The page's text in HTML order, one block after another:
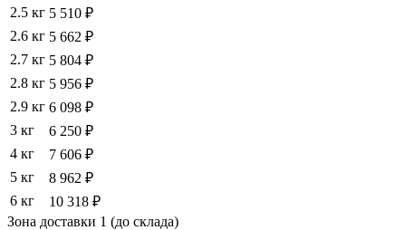
2.5 кг 5 510 ₽
2.6 кг 5 662 ₽
2.7 кг 5 804 ₽
2.8 кг 5 956 ₽
2.9 кг 6 098 ₽
3 кг
6 250 ₽
4 кг
7 606 ₽
5 кг
8 962 ₽
6 кг
10 318 ₽
Зона доставки 1 (до склада)